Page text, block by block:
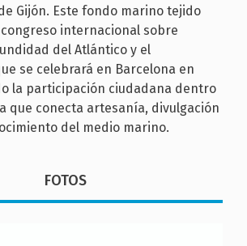
Gijón. Este fondo marino tejido
internacional sobre
del Atlántico y el
se celebrará en Barcelona en
la participación ciudadana dentro
que conecta artesanía, divulgación
del medio marino.
FOTOS